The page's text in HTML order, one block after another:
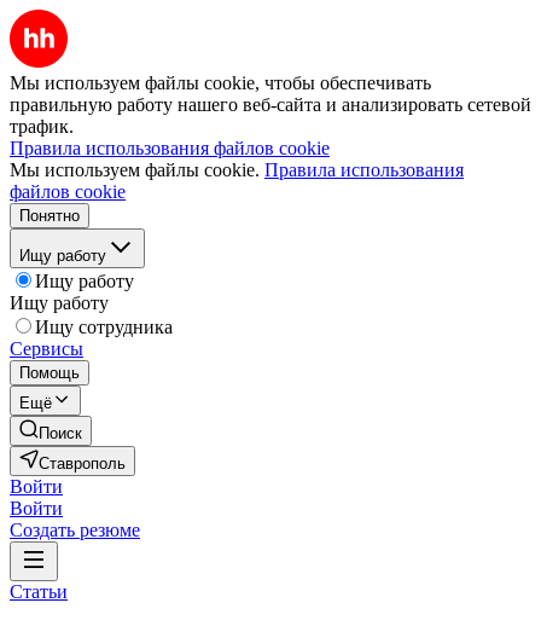
Мы используем файлы cookie, чтобы обеспечивать
правильную работу нашего веб-сайта и анализировать сетевой
трафик.
Правила использования файлов cookie
Мы используем файлы cookie. Правила использования
файлов cookie
Понятно
Ищу работу
Ищу работу
Ищу работу
Ищу сотрудника
Сервисы
Помощь
Ещё
Поиск
Ставрополь
Войти
Войти
Создать резюме
Статьи